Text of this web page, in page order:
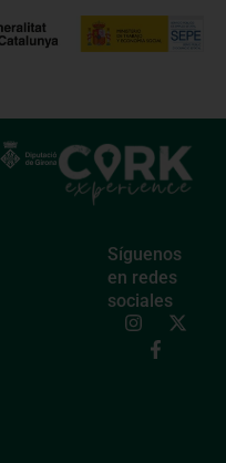
Síguenos
en redes
sociales